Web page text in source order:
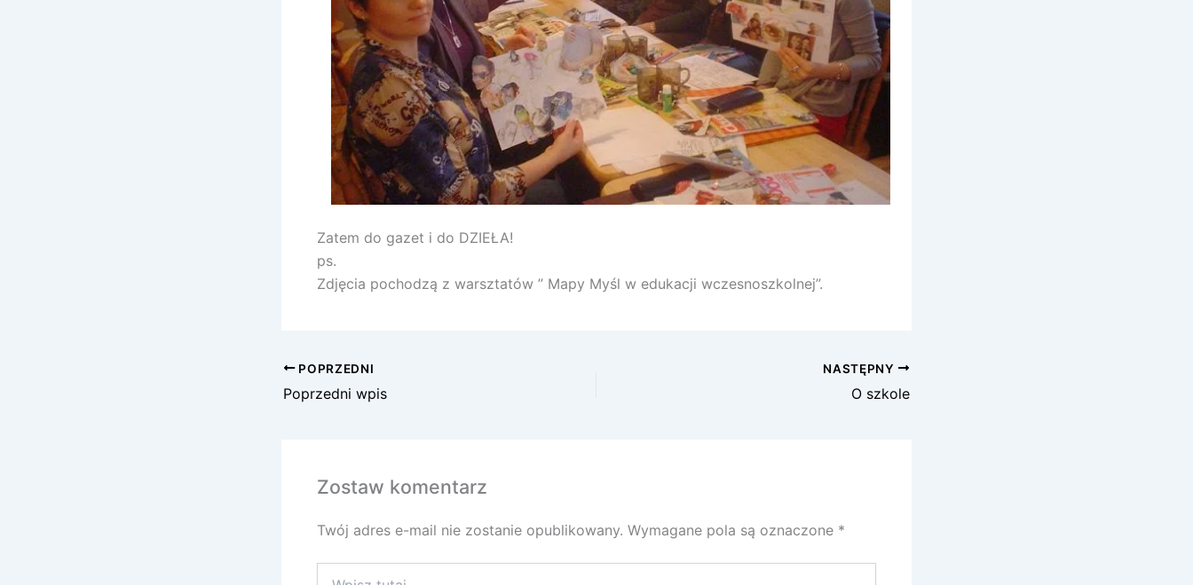
Zatem do gazet i do DZIEŁA!
ps.
Zdjęcia pochodzą z warsztatów ” Mapy Myśl w edukacji wczesnoszkolnej”.
POPRZEDNI
Poprzedni wpis
NASTĘPNY
O szkole
Zostaw komentarz
Twój adres e-mail nie zostanie opublikowany. Wymagane pola są oznaczone *